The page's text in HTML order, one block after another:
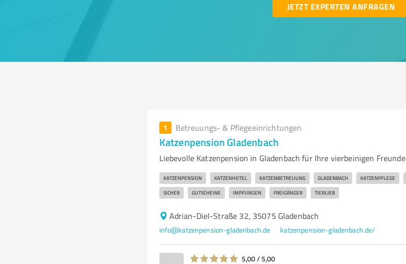
JETZT EXPERTEN ANFRAGEN
1 Betreuungs- & Pflegeeinrichtungen
Katzenpension Gladenbach
Liebevolle Katzenpension in Gladenbach für Ihre vierbeinigen Freunde
KATZENPENSION KATZENHOTEL KATZENBETREUUNG GLADENBACH KATZENPFLEGE
SICHER GUTSCHEINE IMPFUNGEN FREIGÄNGER TIERLIEB
Adrian-Diel-Straße 32, 35075 Gladenbach
info@katzenpension-gladenbach.de katzenpension-gladenbach.de/
5,00 / 5,00